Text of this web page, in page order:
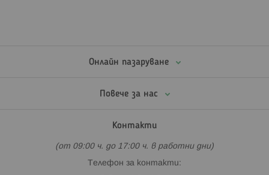
Онлайн пазаруване
Повече за нас
Контакти
(от 09:00 ч. до 17:00 ч. в работни дни)
Телефон за контакти: